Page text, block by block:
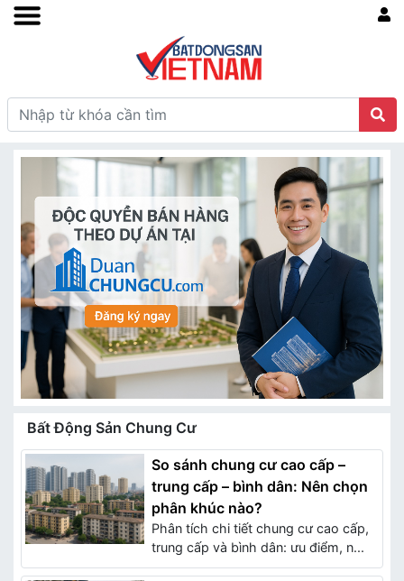
Bất Động Sản Chung Cư
So sánh chung cư cao cấp –
trung cấp – bình dân: Nên chọn
phân khúc nào?
Phân tích chi tiết chung cư cao cấp,
trung cấp và bình dân: ưu điểm, n...